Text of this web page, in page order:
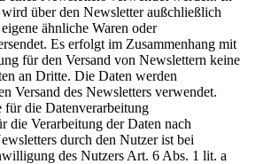
über den Newsletter außchließlich
ähnliche Waren oder
Es erfolgt im Zusammenhang mit
für den Versand von Newslettern keine
an Dritte. Die Daten werden
Versand des Newsletters verwendet.
für die Datenverarbeitung
die Verarbeitung der Daten nach
durch den Nutzer ist bei
des Nutzers Art. 6 Abs. 1 lit. a